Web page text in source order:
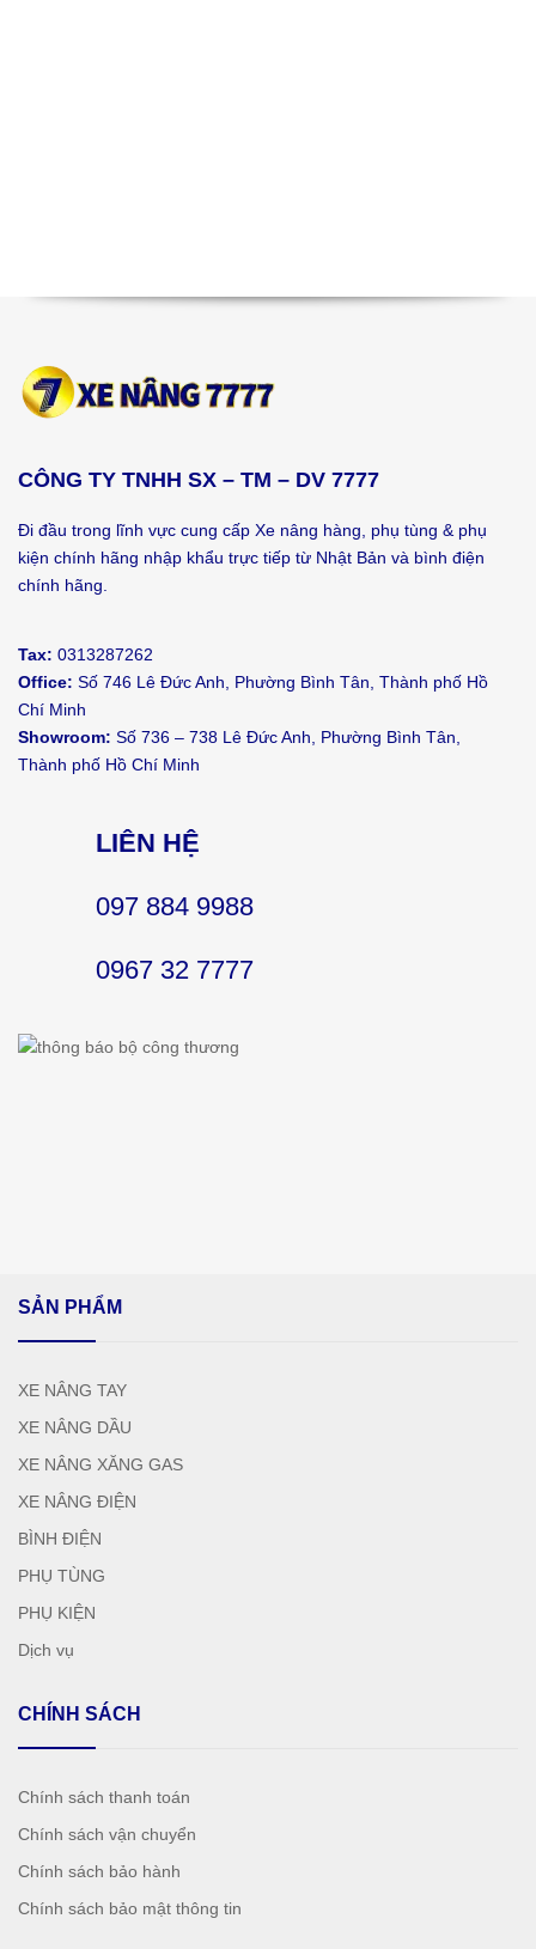
CÔNG TY TNHH SX – TM – DV 7777
Đi đầu trong lĩnh vực cung cấp Xe nâng hàng, phụ tùng & phụ
kiện chính hãng nhập khẩu trực tiếp từ Nhật Bản và bình điện
chính hãng.
Tax: 0313287262
Office: Số 746 Lê Đức Anh, Phường Bình Tân, Thành phố Hồ
Chí Minh
Showroom: Số 736 – 738 Lê Đức Anh, Phường Bình Tân,
Thành phố Hồ Chí Minh
LIÊN HỆ
097 884 9988
0967 32 7777
SẢN PHẨM
XE NÂNG TAY
XE NÂNG DẦU
XE NÂNG XĂNG GAS
XE NÂNG ĐIỆN
BÌNH ĐIỆN
PHỤ TÙNG
PHỤ KIỆN
Dịch vụ
CHÍNH SÁCH
Chính sách thanh toán
Chính sách vận chuyển
Chính sách bảo hành
Chính sách bảo mật thông tin